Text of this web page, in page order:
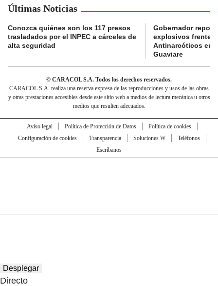
Últimas Noticias
Conozca quiénes son los 117 presos
trasladados por el INPEC a cárceles de
alta seguridad
Gobernador
explosivos frente a
Antinarcóticos en
Guaviare
© CARACOL S.A. Todos los derechos reservados.
CARACOL S.A. realiza una reserva expresa de las reproducciones y usos de las obras
y otras prestaciones accesibles desde este sitio web a medios de lectura mecánica u otros
medios que resulten adecuados.
Aviso legal Política de Protección de Datos
Política de cookies
Configuración de cookies
Transparencia Soluciones W
Teléfonos
Escríbanos
Desplegar
Directo